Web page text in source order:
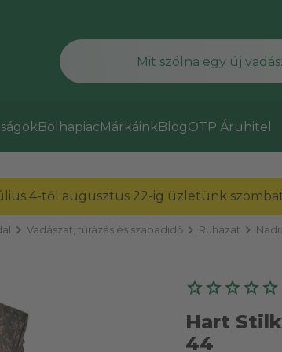
BolhapiacMárkáinkBlogOTP Áruhitel
4-től augusztus 22-ig üzletünk
chevron_right Vadászat, túrázás és szabadidő chevron_right Ruházat chevron_right
Hart
44